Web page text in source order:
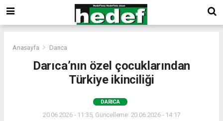
Anasayfa Darıca
Darıca’nın özel çocuklarından
Türkiye ikinciliği
DARICA
20.06.2026 - 11:35, Güncelleme: 20.06.2026 - 14:17